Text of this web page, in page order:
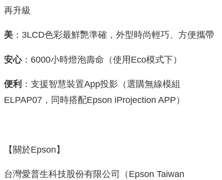
再升級
美 ：3LCD色彩最鮮艷準確，外型時尚輕巧、方便攜帶
安心：6000小時燈泡壽命（使用Eco模式下）
便利 ：支援智慧裝置App投影（選購無線模組
ELPAP07，同時搭配Epson iProjection APP）
【關於Epson】
台灣愛普生科技股份有限公司（Epson Taiwan